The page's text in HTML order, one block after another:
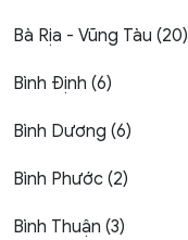
Bà Rịa - Vũng Tàu (20)
Bình Định (6)
Bình Dương (6)
Bình Phước (2)
Bình Thuận (3)